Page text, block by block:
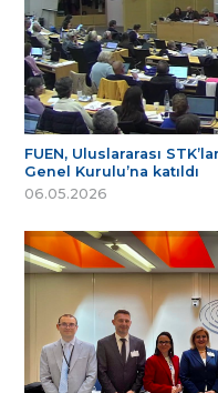
FUEN, Uluslararası
Genel Kurulu’na katıldı
06.05.2026